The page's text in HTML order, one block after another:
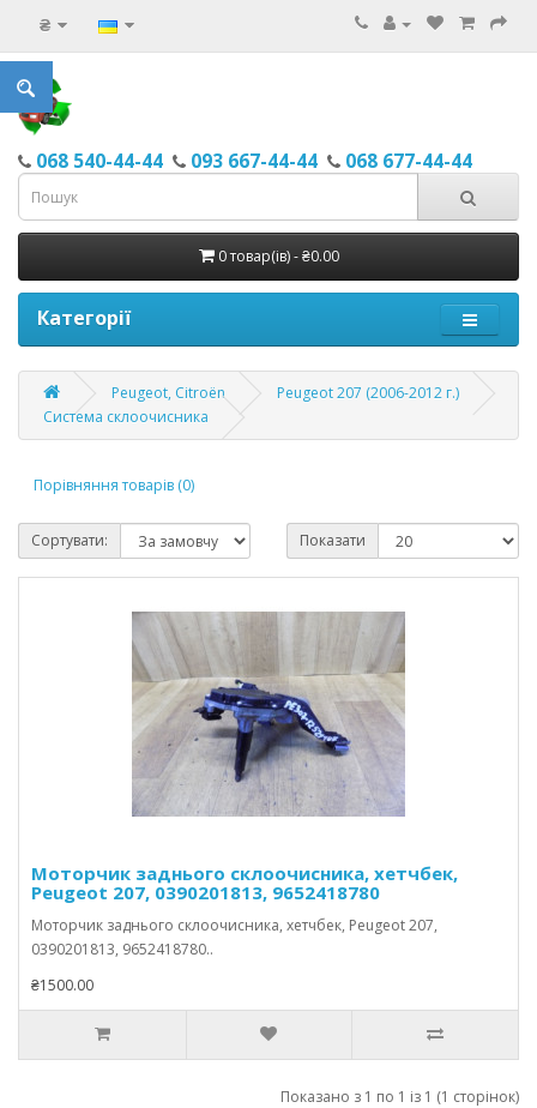
₴
068 540-44-44 093 667-44-44 068 677-44-44
0 товар(ів) - ₴0.00
Категорії
Peugeot, Citroёn
Peugeot 207 (2006-2012 г.)
Система склоочисника
Порівняння товарів (0)
Сортувати: Показати
Моторчик заднього склоочисника, хетчбек,
Peugeot 207, 0390201813, 9652418780
Моторчик заднього склоочисника, хетчбек, Peugeot 207,
0390201813, 9652418780..
₴1500.00
Показано з 1 по 1 із 1 (1 сторінок)